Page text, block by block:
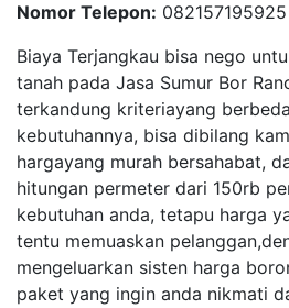
Nomor Telepon: 082157195925
Biaya Terjangkau bisa nego
tanah pada Jasa Sumur Bor
terkandung kriteriayang
kebutuhannya, bisa dibilang
hargayang murah bersahabat,
hitungan permeter dari 150rb
kebutuhan anda, tetapu harga
tentu memuaskan
mengeluarkan sisten harga
paket yang ingin anda nikmati